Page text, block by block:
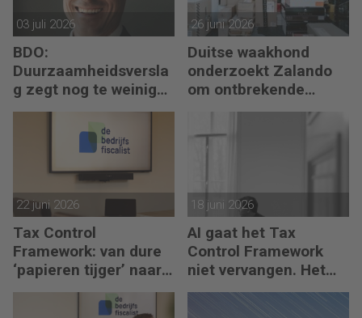
03 juli 2026
BDO:
Duurzaamheidsversla
g zegt nog te weinig
over waarde en risico’s
26 juni 2026
Duitse waakhond
onderzoekt Zalando
om ontbrekende
transactie in
22 juni 2026
Tax Control
Framework: van dure
‘papieren tijger’ naar
digitaal stuurmiddel
18 juni 2026
AI gaat het Tax
Control Framework
niet vervangen. Het
maakt de fiscalist die
kan doorvragen alleen